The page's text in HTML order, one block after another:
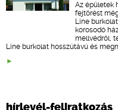
Az épületek
fejtörést
Line
korosodó
mellvédről,
Line burkolat hosszútávú és
hírlevél-feliratkozás